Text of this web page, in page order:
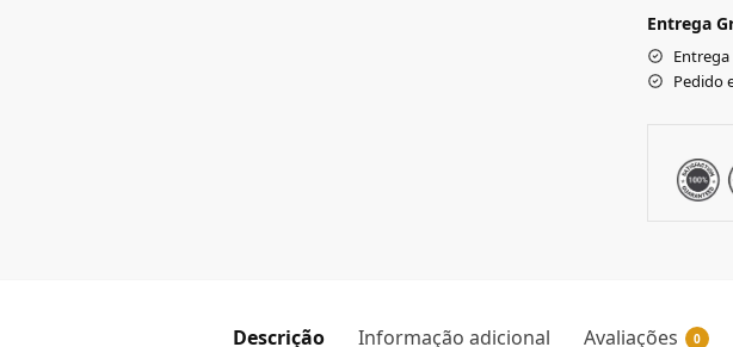
Entrega
Pedido
Descrição Informação adicional Avaliações 0